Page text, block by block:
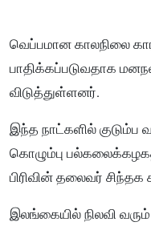
வெப்பமான காலநிலை
பாதிக்கப்படுவதாக
விடுத்துள்ளனர்.
இந்த நாட்களில்
கொழும்பு
பிரிவின் தலைவர் சிந்தக
இலங்கையில் நிலவி